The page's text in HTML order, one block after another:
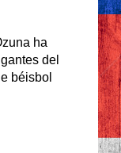
ha
del
béisbol